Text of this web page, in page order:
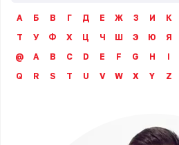
А Б В Г Д Е Ж З И К
Т
У Ф Х Ц Ч Ш Э Ю
Я
@
A B C D E F G H I
Q
R S T U V W X Y Z